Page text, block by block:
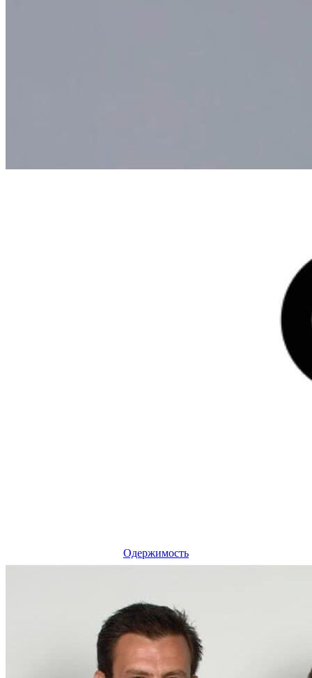
Одержимость